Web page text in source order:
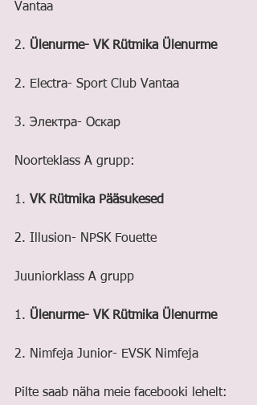
Vantaa
2. Ülenurme- VK Rütmika Ülenurme
2. Electra- Sport Club Vantaa
3. Электра- Оскар
Noorteklass A grupp:
1. VK Rütmika Pääsukesed
2. Illusion- NPSK Fouette
Juuniorklass A grupp
1. Ülenurme- VK Rütmika Ülenurme
2. Nimfeja Junior- EVSK Nimfeja
Pilte saab näha meie facebooki lehelt: